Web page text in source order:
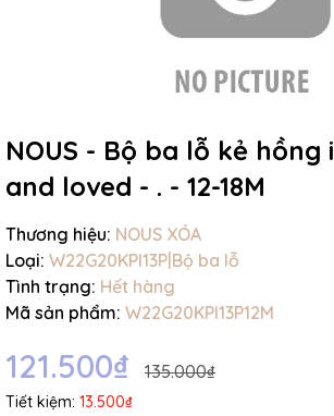
NOUS - Bộ ba lỗ kẻ
and loved - . - 12-18M
Thương hiệu: NOUS XÓA
Loại: W22G20KPI13P|Bộ ba lỗ
Tình trạng: Hết hàng
Mã sản phẩm: W22G20KPI13P12M
121.500₫ 135.000₫
Tiết kiệm: 13.500₫
Mã giảm giá:
Ngày hết hạn:
Điều kiện: